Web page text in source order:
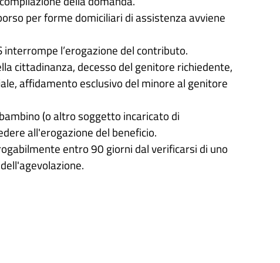
per forme domiciliari di assistenza avviene
interrompe l’erogazione del contributo.
cittadinanza, decesso del genitore richiedente,
affidamento esclusivo del minore al genitore
(o altro soggetto incaricato di
all'erogazione del beneficio.
entro 90 giorni dal verificarsi di uno